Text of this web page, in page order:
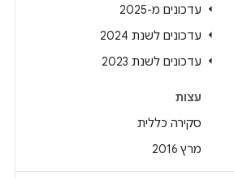
עדכונים מ-2025
עדכונים לשנת 2024
עדכונים לשנת 2023
עצות
סקירה כללית
מרץ 2016